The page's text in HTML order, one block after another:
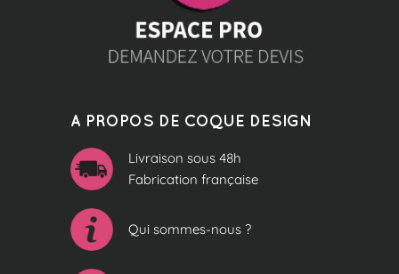
A PROPOS DE COQUE DESIGN
Livraison sous 48h
Fabrication française
Qui sommes-nous ?